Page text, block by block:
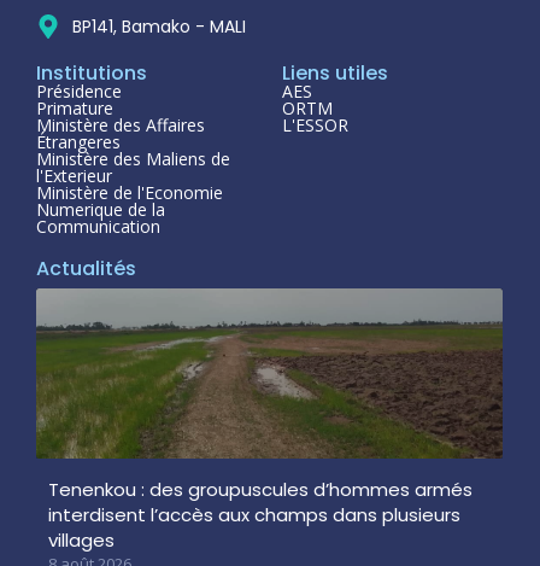
BP141, Bamako - MALI
Institutions
Présidence
Primature
Ministère des Affaires
Étrangeres
Ministère des Maliens de
l'Exterieur
Ministère de l'Economie
Numerique de la
Communication
Liens utiles
AES
ORTM
L'ESSOR
Actualités
Tenenkou : des groupuscules d’hommes armés
interdisent l’accès aux champs dans plusieurs
villages